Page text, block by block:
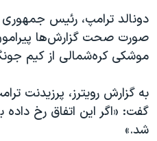
آرشیو پخش زنده
مجموعه مستندهای دادخواهی
تریبونال مردمی آبان ۹۸
دادگاه حمید نوری
چهل سال گروگان‌گیری
قانون شفافیت دارائی کادر رهبری
دونالد ترامپ، رئیس
صورت صحت گزارش‌ها
موشکی کره‌شمالی از کیم
به گزارش رویترز، پرزیدنت
گفت: «اگر این اتفاق رخ داده
شد.»